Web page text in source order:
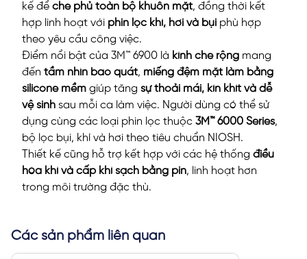
kế để che phủ toàn bộ khuôn mặt, đồng thời kết
hợp linh hoạt với phin lọc khí, hơi và bụi phù hợp
theo yêu cầu công việc.
Điểm nổi bật của 3M™ 6900 là kính che rộng mang
đến tầm nhìn bao quát, miếng đệm mặt làm bằng
silicone mềm giúp tăng sự thoải mái, kín khít và dễ
vệ sinh sau mỗi ca làm việc. Người dùng có thể sử
dụng cùng các loại phin lọc thuộc 3M™ 6000 Series,
bộ lọc bụi, khí và hơi theo tiêu chuẩn NIOSH.
Thiết kế cũng hỗ trợ kết hợp với các hệ thống điều
hòa khí và cấp khí sạch bằng pin, linh hoạt hơn
trong môi trường đặc thù.
Các sản phẩm liên quan